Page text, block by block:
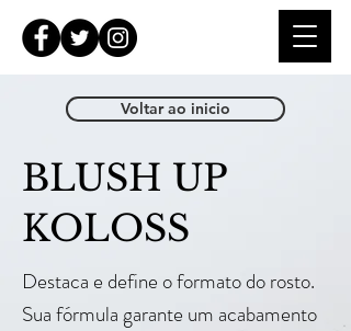
Voltar ao inicio
BLUSH UP
KOLOSS
Destaca e define o formato do rosto.
Sua fórmula garante um acabamento